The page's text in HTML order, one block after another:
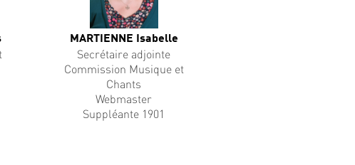
MARTIENNE Isabelle
Secrétaire adjointe
Commission Musique et
Chants
Webmaster
Suppléante 1901